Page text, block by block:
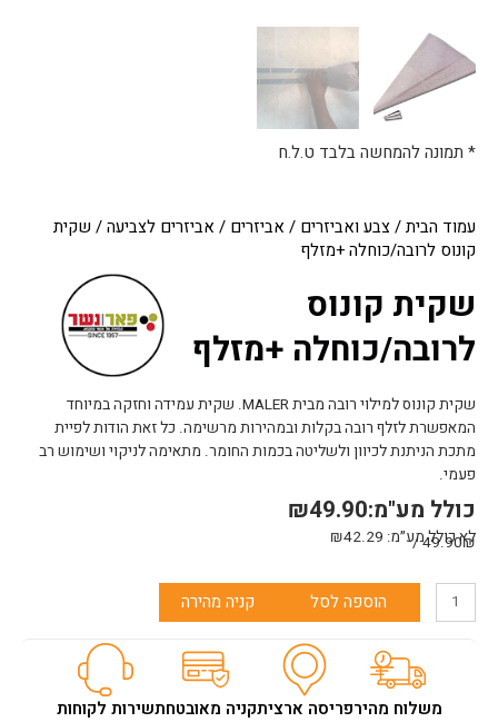
עמוד הבית/צבע ואביזרים / אביזרים / אביזרים לצביעה/ שקית
קונוס לרובה/כוחלה +מזלף
שקית קונוס
לרובה/כוחלה +מזלף
שקית קונוס למילוי רובה מבית MALER. שקית עמידה וחזקה במיוחד
המאפשרת לזלף רובה בקלות ובמהירות מרשימה. כל זאת הודות לפיית
מתכת הניתנת לכיוון ולשליטה בכמות החומר. מתאימה לניקוי ושימוש רב
פעמי.
₪49.90כולל מע"מ:
לא כולל מע״מ: ₪42.29
49.90₪ /
כמות
לרובה/כוחלה
+מזלף
הוספה לסל קניה מהירה
משלוח מהירפריסה ארציתקניה מאובטחתשירות לקוחות
* תמונה להמחשה בלבד ט.ל.ח